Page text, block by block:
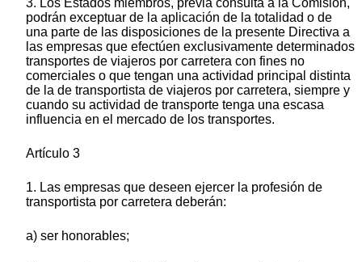
3. Los Estados miembros, previa consulta a la Comisión,
podrán exceptuar de la aplicación de la totalidad o de
una parte de las disposiciones de la presente Directiva a
las empresas que efectúen exclusivamente determinados
transportes de viajeros por carretera con fines no
comerciales o que tengan una actividad principal distinta
de la de transportista de viajeros por carretera, siempre y
cuando su actividad de transporte tenga una escasa
influencia en el mercado de los transportes.
Artículo 3
1. Las empresas que deseen ejercer la profesión de
transportista por carretera deberán:
a) ser honorables;